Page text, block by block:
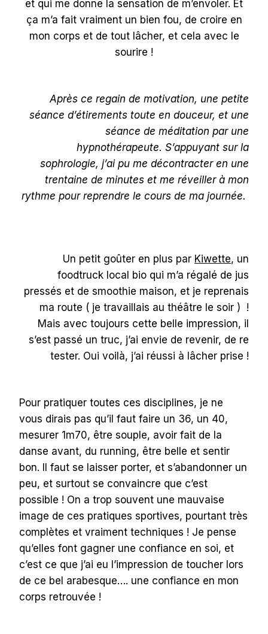
et qui me donne la sensation de m’envoler. Et
ça m’a fait vraiment un bien fou, de croire en
mon corps et de tout lâcher, et cela avec le
sourire !
Après ce regain de motivation, une petite
séance d’étirements toute en douceur, et une
séance de méditation par une
hypnothérapeute. S’appuyant sur la
sophrologie, j’ai pu me décontracter en une
trentaine de minutes et me réveiller à mon
rythme pour reprendre le cours de ma journée.
Un petit goûter en plus par Kiwette, un
foodtruck local bio qui m’a régalé de jus
pressés et de smoothie maison, et je reprenais
ma route ( je travaillais au théâtre le soir ) !
Mais avec toujours cette belle impression, il
s’est passé un truc, j’ai envie de revenir, de re
tester. Oui voilà, j’ai réussi à lâcher prise !
Pour pratiquer toutes ces disciplines, je ne
vous dirais pas qu’il faut faire un 36, un 40,
mesurer 1m70, être souple, avoir fait de la
danse avant, du running, être belle et sentir
bon. Il faut se laisser porter, et s’abandonner un
peu, et surtout se convaincre que c’est
possible ! On a trop souvent une mauvaise
image de ces pratiques sportives, pourtant très
complètes et vraiment techniques ! Je pense
qu’elles font gagner une confiance en soi, et
c’est ce que j’ai eu l’impression de toucher lors
de ce bel arabesque…. une confiance en mon
corps retrouvée !